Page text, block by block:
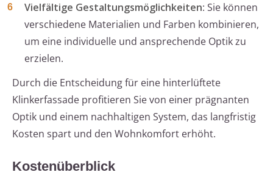
Vielfältige Gestaltungsmöglichkeiten: Sie können
verschiedene Materialien und Farben kombinieren,
um eine individuelle und ansprechende Optik zu
erzielen.
Durch die Entscheidung für eine hinterlüftete
Klinkerfassade profitieren Sie von einer prägnanten
Optik und einem nachhaltigen System, das langfristig
Kosten spart und den Wohnkomfort erhöht.
Kostenüberblick